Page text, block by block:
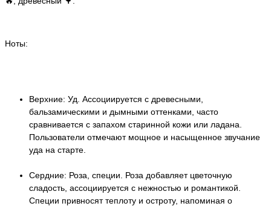
Ноты:
Верхние: Уд. Ассоциируется с древесными,
бальзамическими и дымными оттенками, часто
сравнивается с запахом старинной кожи или ладана.
Пользователи отмечают мощное и насыщенное звучание
уда на старте.
Сердние: Роза, специи. Роза добавляет цветочную
сладость, ассоциируется с нежностью и романтикой.
Специи привносят теплоту и остроту, напоминая о